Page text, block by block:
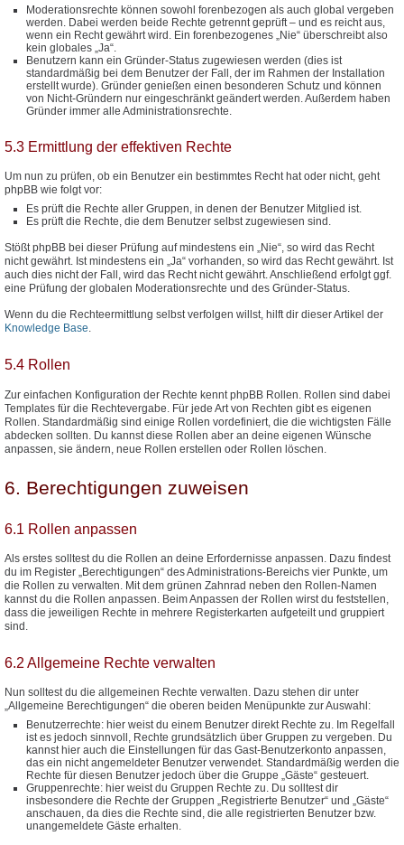
Moderationsrechte können sowohl forenbezogen als auch global vergeben
werden. Dabei werden beide Rechte getrennt geprüft – und es reicht aus,
wenn ein Recht gewährt wird. Ein forenbezogenes „Nie“ überschreibt also
kein globales „Ja“.
Benutzern kann ein Gründer-Status zugewiesen werden (dies ist
standardmäßig bei dem Benutzer der Fall, der im Rahmen der Installation
erstellt wurde). Gründer genießen einen besonderen Schutz und können
von Nicht-Gründern nur eingeschränkt geändert werden. Außerdem haben
Gründer immer alle Administrationsrechte.
5.3 Ermittlung der effektiven Rechte
Um nun zu prüfen, ob ein Benutzer ein bestimmtes Recht hat oder nicht, geht
phpBB wie folgt vor:
Es prüft die Rechte aller Gruppen, in denen der Benutzer Mitglied ist.
Es prüft die Rechte, die dem Benutzer selbst zugewiesen sind.
Stößt phpBB bei dieser Prüfung auf mindestens ein „Nie“, so wird das Recht
nicht gewährt. Ist mindestens ein „Ja“ vorhanden, so wird das Recht gewährt. Ist
auch dies nicht der Fall, wird das Recht nicht gewährt. Anschließend erfolgt ggf.
eine Prüfung der globalen Moderationsrechte und des Gründer-Status.
Wenn du die Rechteermittlung selbst verfolgen willst, hilft dir dieser Artikel der
Knowledge Base.
5.4 Rollen
Zur einfachen Konfiguration der Rechte kennt phpBB Rollen. Rollen sind dabei
Templates für die Rechtevergabe. Für jede Art von Rechten gibt es eigenen
Rollen. Standardmäßig sind einige Rollen vordefiniert, die die wichtigsten Fälle
abdecken sollten. Du kannst diese Rollen aber an deine eigenen Wünsche
anpassen, sie ändern, neue Rollen erstellen oder Rollen löschen.
6. Berechtigungen zuweisen
6.1 Rollen anpassen
Als erstes solltest du die Rollen an deine Erfordernisse anpassen. Dazu findest
du im Register „Berechtigungen“ des Administrations-Bereichs vier Punkte, um
die Rollen zu verwalten. Mit dem grünen Zahnrad neben den Rollen-Namen
kannst du die Rollen anpassen. Beim Anpassen der Rollen wirst du feststellen,
dass die jeweiligen Rechte in mehrere Registerkarten aufgeteilt und gruppiert
sind.
6.2 Allgemeine Rechte verwalten
Nun solltest du die allgemeinen Rechte verwalten. Dazu stehen dir unter
„Allgemeine Berechtigungen“ die oberen beiden Menüpunkte zur Auswahl:
Benutzerrechte: hier weist du einem Benutzer direkt Rechte zu. Im Regelfall
ist es jedoch sinnvoll, Rechte grundsätzlich über Gruppen zu vergeben. Du
kannst hier auch die Einstellungen für das Gast-Benutzerkonto anpassen,
das ein nicht angemeldeter Benutzer verwendet. Standardmäßig werden die
Rechte für diesen Benutzer jedoch über die Gruppe „Gäste“ gesteuert.
Gruppenrechte: hier weist du Gruppen Rechte zu. Du solltest dir
insbesondere die Rechte der Gruppen „Registrierte Benutzer“ und „Gäste“
anschauen, da dies die Rechte sind, die alle registrierten Benutzer bzw.
unangemeldete Gäste erhalten.